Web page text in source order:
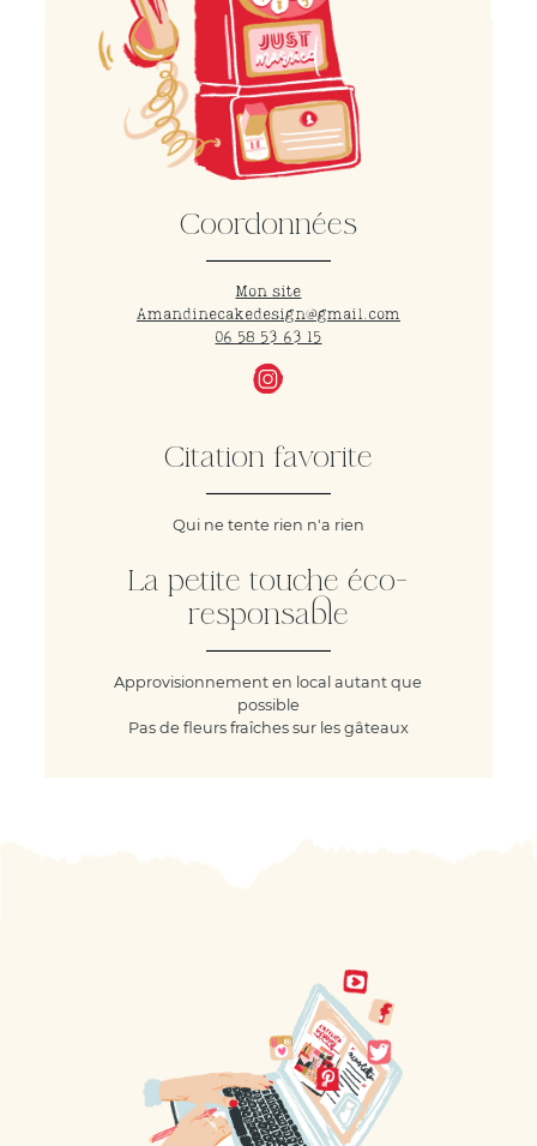
Coordonnées
Mon site
Amandinecakedesign@gmail.com
06 58 53 63 15
Citation favorite
Qui ne tente rien n'a rien
La petite touche éco-
responsable
Approvisionnement en local autant que
possible
Pas de fleurs fraîches sur les gâteaux